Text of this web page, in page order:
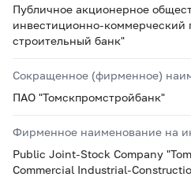
Публичное акционерное
инвестиционно-
строительный банк"
Сокращенное (фирменное)
ПАО "Томскпромстройбанк"
Фирменное наименование на
Public Joint-Stock Company
Commercial Industrial-